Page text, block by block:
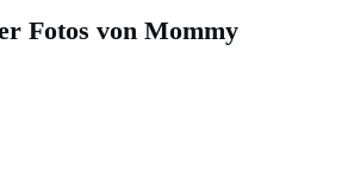
Fotos von Mommy